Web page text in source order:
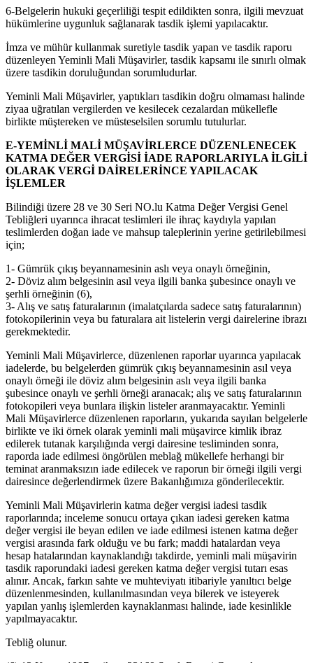
6-Belgelerin hukuki geçerliliği tespit edildikten sonra, ilgili mevzuat
hükümlerine uygunluk sağlanarak tasdik işlemi yapılacaktır.
İmza ve mühür kullanmak suretiyle tasdik yapan ve tasdik raporu
düzenleyen Yeminli Mali Müşavirler, tasdik kapsamı ile sınırlı olmak
üzere tasdikin doruluğundan sorumludurlar.
Yeminli Mali Müşavirler, yaptıkları tasdikin doğru olmaması halinde
ziyaa uğratılan vergilerden ve kesilecek cezalardan mükellefle
birlikte müştereken ve müsteselsilen sorumlu tutulurlar.
E-YEMİNLİ MALİ MÜŞAVİRLERCE DÜZENLENECEK
KATMA DEĞER VERGİSİ İADE RAPORLARIYLA İLGİLİ
OLARAK VERGİ DAİRELERİNCE YAPILACAK
İŞLEMLER
Bilindiği üzere 28 ve 30 Seri NO.lu Katma Değer Vergisi Genel
Tebliğleri uyarınca ihracat teslimleri ile ihraç kaydıyla yapılan
teslimlerden doğan iade ve mahsup taleplerinin yerine getirilebilmesi
için;
1- Gümrük çıkış beyannamesinin aslı veya onaylı örneğinin,
2- Döviz alım belgesinin asıl veya ilgili banka şubesince onaylı ve
şerhli örneğinin (6),
3- Alış ve satış faturalarının (imalatçılarda sadece satış faturalarının)
fotokopilerinin veya bu faturalara ait listelerin vergi dairelerine ibrazı
gerekmektedir.
Yeminli Mali Müşavirlerce, düzenlenen raporlar uyarınca yapılacak
iadelerde, bu belgelerden gümrük çıkış beyannamesinin asıl veya
onaylı örneği ile döviz alım belgesinin aslı veya ilgili banka
şubesince onaylı ve şerhli örneği aranacak; alış ve satış faturalarının
fotokopileri veya bunlara ilişkin listeler aranmayacaktır. Yeminli
Mali Müşavirlerce düzenlenen raporların, yukarıda sayılan belgelerle
birlikte ve iki örnek olarak yeminli mali müşavirce kimlik ibraz
edilerek tutanak karşılığında vergi dairesine tesliminden sonra,
raporda iade edilmesi öngörülen meblağ mükellefe herhangi bir
teminat aranmaksızın iade edilecek ve raporun bir örneği ilgili vergi
dairesince değerlendirmek üzere Bakanlığımıza gönderilecektir.
Yeminli Mali Müşavirlerin katma değer vergisi iadesi tasdik
raporlarında; inceleme sonucu ortaya çıkan iadesi gereken katma
değer vergisi ile beyan edilen ve iade edilmesi istenen katma değer
vergisi arasında fark olduğu ve bu fark; maddi hatalardan veya
hesap hatalarından kaynaklandığı takdirde, yeminli mali müşavirin
tasdik raporundaki iadesi gereken katma değer vergisi tutarı esas
alınır. Ancak, farkın sahte ve muhteviyatı itibariyle yanıltıcı belge
düzenlenmesinden, kullanılmasından veya bilerek ve isteyerek
yapılan yanlış işlemlerden kaynaklanması halinde, iade kesinlikle
yapılmayacaktır.
Tebliğ olunur.